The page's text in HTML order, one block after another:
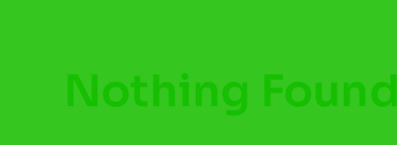
Nothing